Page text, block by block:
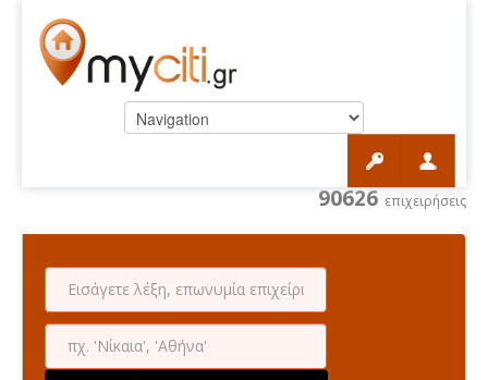
90626 επιχειρήσεις